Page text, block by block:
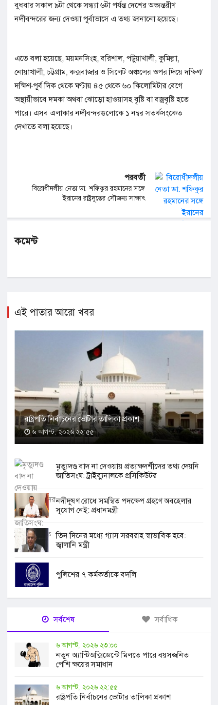
বুধবার সকাল ৯টা থেকে সন্ধ্যা ৬টা পর্যন্ত দেশের অভ্যন্তরীণ
নদীবন্দরের জন্য দেওয়া পূর্বাভাসে এ তথ্য জানানো হয়েছে।
এতে বলা হয়েছে, ময়মনসিংহ, বরিশাল, পটুয়াখালী, কুমিল্লা,
নোয়াখালী, চট্টগ্রাম, কক্সবাজার ও সিলেট অঞ্চলের ওপর দিয়ে দক্ষিণ/
দক্ষিণ-পূর্ব দিক থেকে ঘণ্টায় ৪৫ থেকে ৬০ কিলোমিটার বেগে
অস্থায়ীভাবে দমকা অথবা ঝোড়ো হাওয়াসহ বৃষ্টি বা বজ্রবৃষ্টি হতে
পারে। এসব এলাকার নদীবন্দরগুলোকে ১ নম্বর সতর্কসংকেত
দেখাতে বলা হয়েছে।
পরবর্তী
বিরোধীদলীয় নেতা ডা. শফিকুর রহমানের সঙ্গে
ইরানের রাষ্ট্রদূতের সৌজন্য সাক্ষাৎ
কমেন্ট
এই পাতার আরো খবর
রাষ্ট্রপতি নির্বাচনের ভোটার তালিকা প্রকাশ
৬ আগস্ট, ২০২৬ ২২:৫৫
মৃত্যুদণ্ড বাদ না দেওয়ায় প্রত্যক্ষদর্শীদের তথ্য দেয়নি
জাতিসংঘ: ট্রাইব্যুনালকে প্রসিকিউটর
নদীদূষণ রোধে সমন্বিত পদক্ষেপ গ্রহণে অবহেলার
সুযোগ নেই: প্রধানমন্ত্রী
তিন দিনের মধ্যে গ্যাস সরবরাহ স্বাভাবিক হবে:
জ্বালানি মন্ত্রী
পুলিশের ৭ কর্মকর্তাকে বদলি
সর্বশেষ সর্বাধিক
৬ আগস্ট, ২০২৬ ২৩:০০
নতুন অ্যান্টিঅক্সিডেন্টে মিলতে পারে বয়সজনিত
পেশি ক্ষয়ের সমাধান
৬ আগস্ট, ২০২৬ ২২:৫৫
রাষ্ট্রপতি নির্বাচনের ভোটার তালিকা প্রকাশ